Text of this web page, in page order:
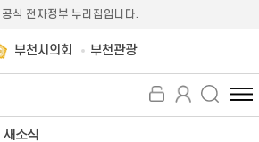
식 전자정부 누리집입니다.
부천시의회 부천관광
전
체
새소식